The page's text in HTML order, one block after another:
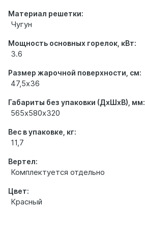
Материал решетки:
Чугун
Мощность основных горелок, кВт:
3.6
Размер жарочной поверхности, см:
47,5х36
Габариты без упаковки (ДхШхВ), мм:
565х580х320
Вес в упаковке, кг:
11,7
Вертел:
Комплектуется отдельно
Цвет:
Красный